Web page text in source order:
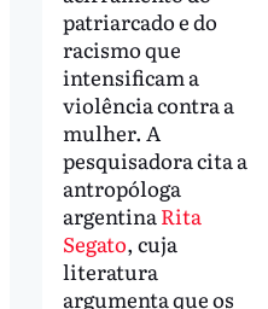
patriarcado e do
racismo que
intensificam a
violência contra a
mulher. A
pesquisadora cita a
antropóloga
argentinaRita
Segato, cuja
literatura
argumenta que os